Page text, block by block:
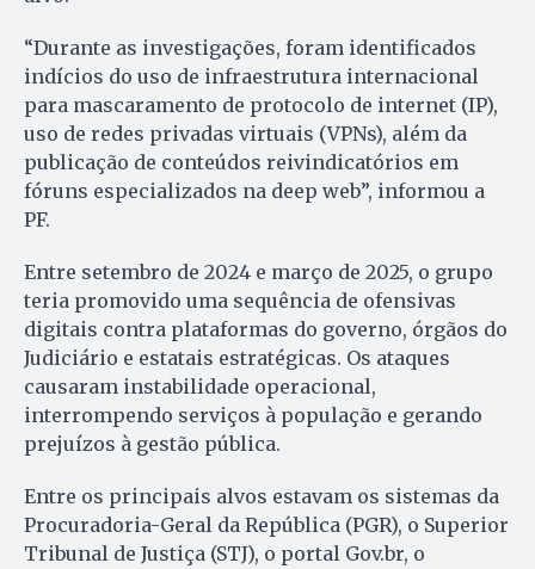
“Durante as investigações, foram identificados
indícios do uso de infraestrutura internacional
para mascaramento de protocolo de internet (IP),
uso de redes privadas virtuais (VPNs), além da
publicação de conteúdos reivindicatórios em
fóruns especializados na deep web”, informou a
PF.
Entre setembro de 2024 e março de 2025, o grupo
teria promovido uma sequência de ofensivas
digitais contra plataformas do governo, órgãos do
Judiciário e estatais estratégicas. Os ataques
causaram instabilidade operacional,
interrompendo serviços à população e gerando
prejuízos à gestão pública.
Entre os principais alvos estavam os sistemas da
Procuradoria-Geral da República (PGR), o Superior
Tribunal de Justiça (STJ), o portal Gov.br, o